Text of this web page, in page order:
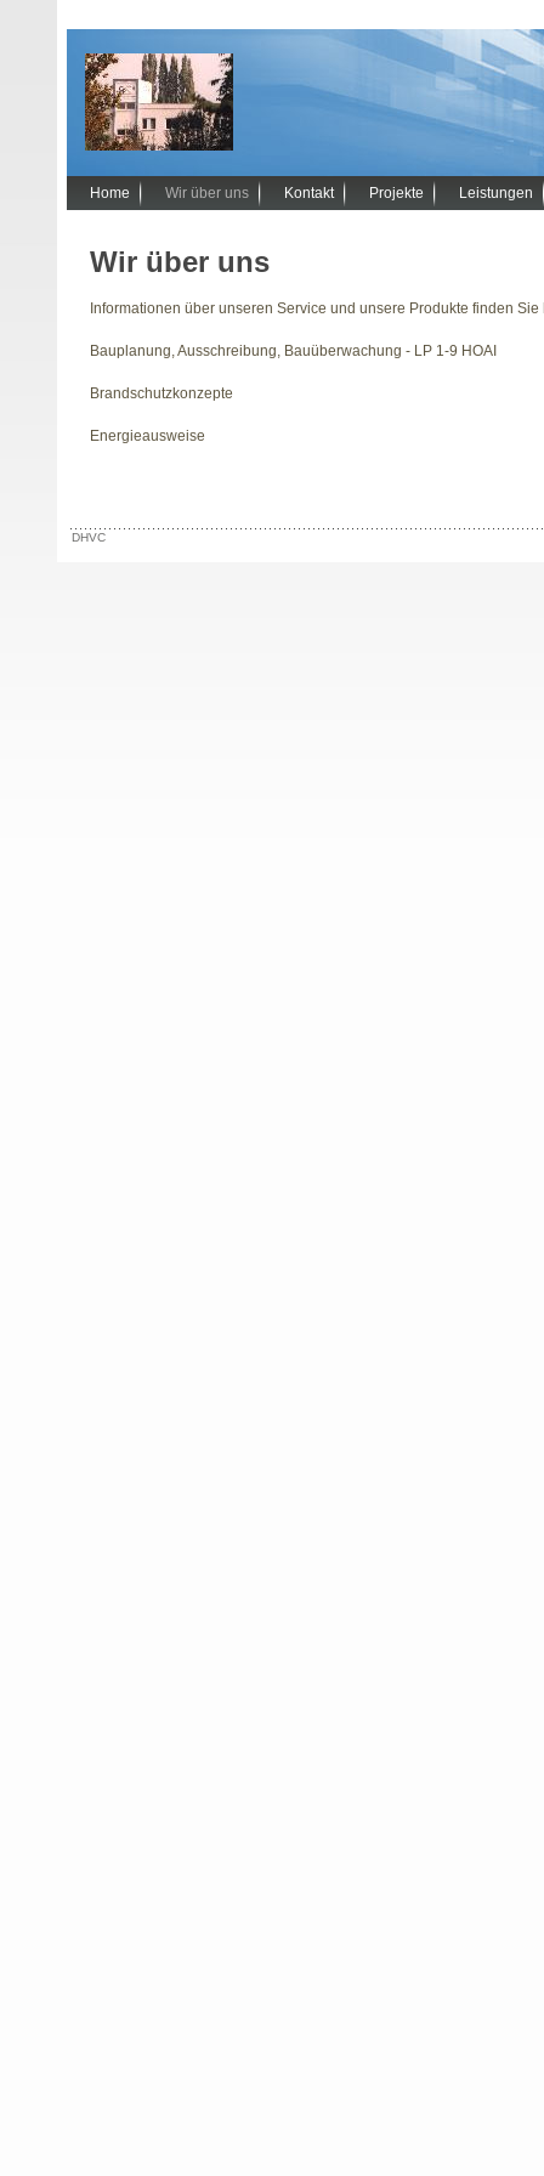
Home Wir über uns Kontakt Projekte Leistungen
Wir über uns
Informationen über unseren Service und unsere Produkte finden
Bauplanung, Ausschreibung, Bauüberwachung - LP 1-9 HOAI
Brandschutzkonzepte
Energieausweise
DHVC